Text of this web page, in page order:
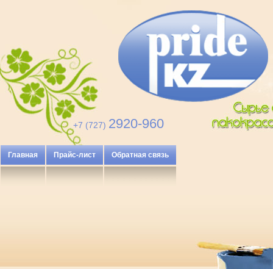
Главная Прайс-лист Обратная связь
+7 (727) 2920-960